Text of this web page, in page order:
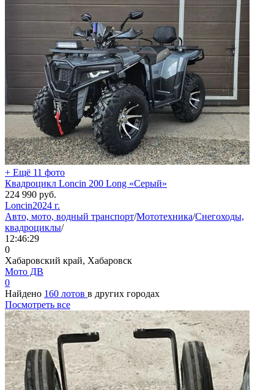
+ Ещё 11 фото
Квадроцикл Loncin 200 Long «Серый»
224 990 руб.
Loncin2024 г.
Авто, мото, водный транспорт/Мототехника/Снегоходы,
квадроциклы/
12:46:29
0
Хабаровский край, Хабаровск
Мото ДВ
0
Найдено 160 лотов в других городах
Посмотреть все